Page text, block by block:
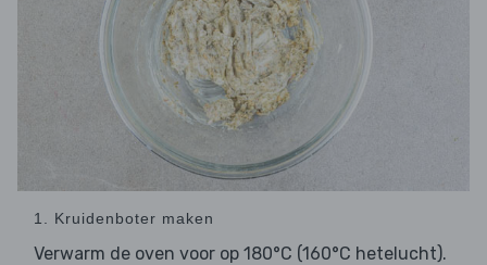
1. Kruidenboter maken
Verwarm de oven voor op 180°C (160°C hetelucht).